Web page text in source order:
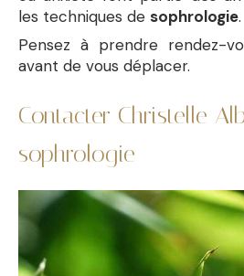
les techniques de sophrologie.
Pensez à prendre rendez-
avant de vous déplacer.
Contacter Christelle
sophrologie